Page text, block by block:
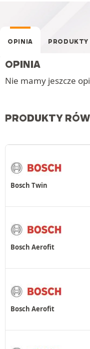
OPINIA
OPINIA
Nie mamy jeszcze
PRODUKTY
Bosch Twin
Bosch Aerofit
Bosch Aerofit